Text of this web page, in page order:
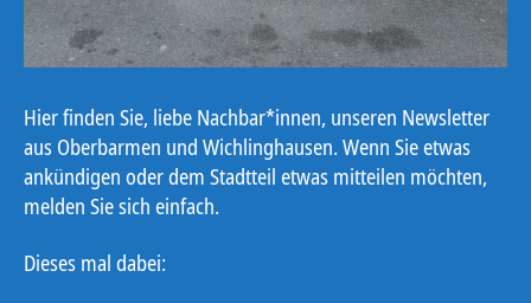
Hier finden Sie, liebe Nachbar*innen, unseren Newsletter
aus Oberbarmen und Wichlinghausen. Wenn Sie etwas
ankündigen oder dem Stadtteil etwas mitteilen möchten,
melden Sie sich einfach.
Dieses mal dabei: